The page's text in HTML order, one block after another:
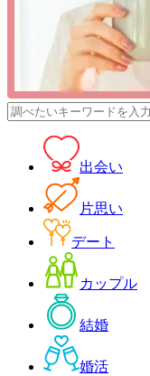
検
出会い
片思い
デート
カップル
結婚
婚活